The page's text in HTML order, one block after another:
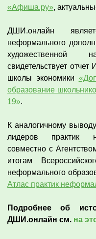
«Афиша.ру»,
ДШИ.онлайн
неформального
художественной
свидетельствует
школы экономики
образование
19».
К аналогичному
лидеров практик
совместно с
итогам
неформального
Атлас практик
Подробнее об
ДШИ.онлайн см. на